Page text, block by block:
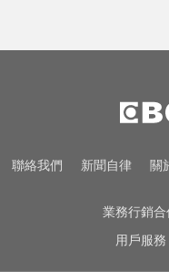
DB12 S登場
愛玩車／無
回歸V8手排
慈濟採購
聯絡我們 新聞自律 關
業務行銷合
用戶服務